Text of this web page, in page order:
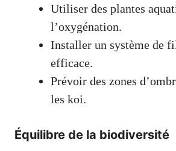
Utiliser des plantes
l’oxygénation.
Installer un système de
efficace.
Prévoir des zones
les koi.
Équilibre de la biodiversité